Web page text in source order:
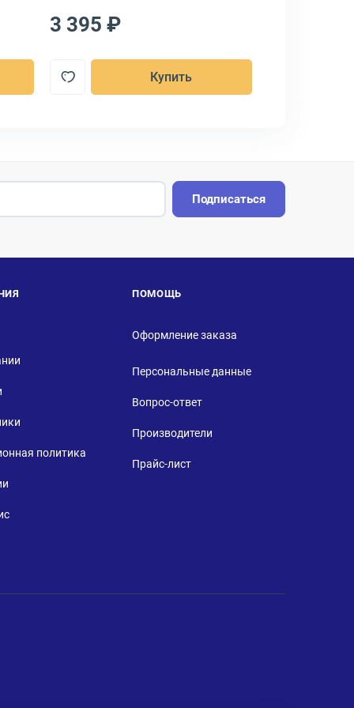
3 395 ₽
Купить
Подписаться
политика
ПОМОЩЬ
Оформление заказа
Персональные данные
Вопрос-ответ
Производители
Прайс-лист